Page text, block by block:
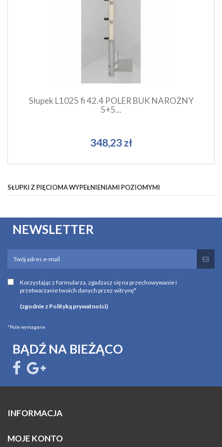
Szybki podgląd produktu
Słupek L1025 fi 42.4 POLER BUK NAROŻNY
5+5...
348,23 zł
SŁUPKI Z PIĘCIOMA WYPEŁNIENIAMI POZIOMYMI
NEWSLETTER
Korzystając z formularza, zgadzasz się na przechowywanie i
przetwarzanie twoich danych przez witrynę*
(zgodnie z Polityką prywatności)
*Pole wymagane
BĄDŹ NA BIEŻĄCO
INFORMACJA
MOJE KONTO